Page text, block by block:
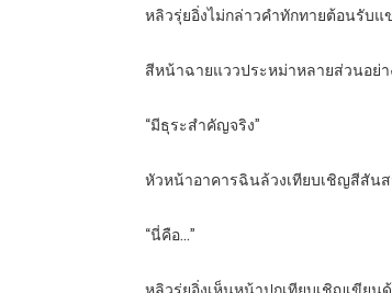
หลิวรุ่ยอิ่งไม่กล่าวคำทักทายต้อนรับแ
สีหน้าฉายแววประหม่าหลายส่วนอย่า
“มีธุระสำคัญจริง”
หัวหน้าอาคารฉินล้วงเทียบเชิญสีสัน
“นี่คือ…”